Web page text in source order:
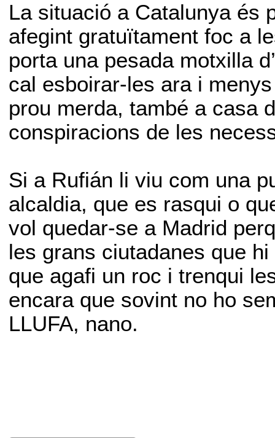
La situació a Catalunya és
afegint gratuïtament foc a
porta una pesada motxilla
cal esboirar-les ara i
prou merda, també a casa
conspiracions de les
Si a Rufián li viu com una
alcaldia, que es rasqui o
vol quedar-se a Madrid
les grans ciutadanes que
que agafi un roc i trenqui
encara que sovint no ho
LLUFA, nano.